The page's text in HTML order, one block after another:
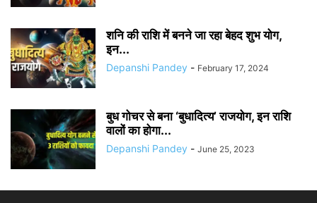
शनि की राशि में बनने जा रहा बेहद शुभ योग,
इन...
Depanshi Pandey - February 17, 2024
बुध गोचर से बना ‘बुधादित्य’ राजयोग, इन राशि
वालों का होगा...
Depanshi Pandey - June 25, 2023